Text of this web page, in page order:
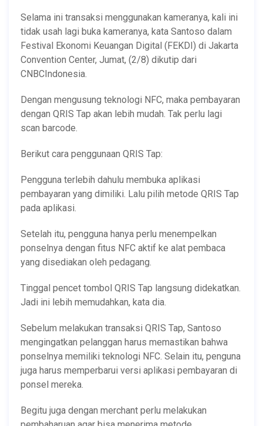
Selama ini transaksi menggunakan kameranya, kali ini
tidak usah lagi buka kameranya, kata Santoso dalam
Festival Ekonomi Keuangan Digital (FEKDI) di Jakarta
Convention Center, Jumat, (2/8) dikutip dari
CNBCIndonesia.
Dengan mengusung teknologi NFC, maka pembayaran
dengan QRIS Tap akan lebih mudah. Tak perlu lagi
scan barcode.
Berikut cara penggunaan QRIS Tap:
Pengguna terlebih dahulu membuka aplikasi
pembayaran yang dimiliki. Lalu pilih metode QRIS Tap
pada aplikasi.
Setelah itu, pengguna hanya perlu menempelkan
ponselnya dengan fitus NFC aktif ke alat pembaca
yang disediakan oleh pedagang.
Tinggal pencet tombol QRIS Tap langsung didekatkan.
Jadi ini lebih memudahkan, kata dia.
Sebelum melakukan transaksi QRIS Tap, Santoso
mengingatkan pelanggan harus memastikan bahwa
ponselnya memiliki teknologi NFC. Selain itu, penguna
juga harus memperbarui versi aplikasi pembayaran di
ponsel mereka.
Begitu juga dengan merchant perlu melakukan